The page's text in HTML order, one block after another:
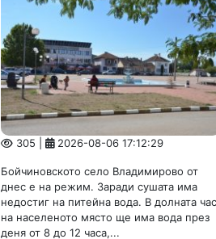
305 | 2026-08-06 17:12:29
Бойчиновското село Владимирово от
днес е на режим. Заради сушата има
недостиг на питейна вода. В долната
на населеното място ще има вода през
деня от 8 до 12 часа,...